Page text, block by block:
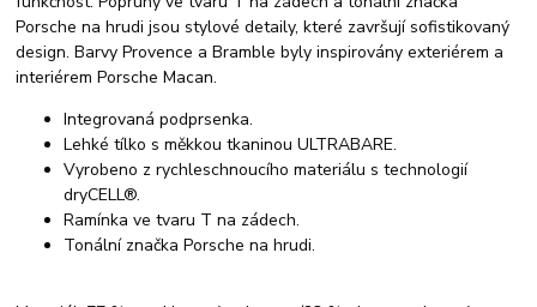
Porsche na hrudi jsou stylové detaily, které završují sofistikovaný
design. Barvy Provence a Bramble byly inspirovány exteriérem a
interiérem Porsche Macan.
Integrovaná podprsenka.
Lehké tílko s měkkou tkaninou ULTRABARE.
Vyrobeno z rychleschnoucího materiálu s technologií
dryCELL®.
Ramínka ve tvaru T na zádech.
Tonální značka Porsche na hrudi.